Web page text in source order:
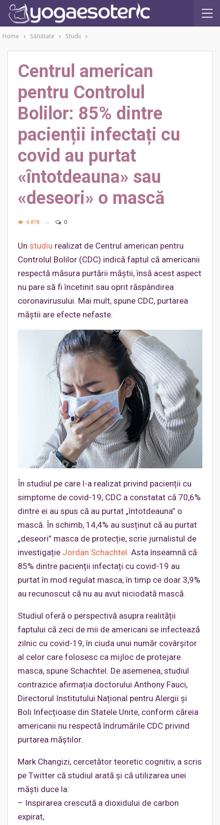
Home Sănătate Studii
Centrul american
pentru Controlul
Bolilor: 85% dintre
pacienții infectați cu
covid au purtat
«întotdeauna» sau
«deseori» o mască
4.878 0
Un studiu realizat de Centrul american pentru
Controlul Bolilor (CDC) indică faptul că americanii
respectă măsura purtării măștii, însă acest aspect
nu pare să fi încetinit sau oprit răspândirea
coronavirusului. Mai mult, spune CDC, purtarea
măștii are efecte nefaste.
În studiul pe care l-a realizat privind pacienții cu
simptome de covid-19, CDC a constatat că 70,6%
dintre ei au spus că au purtat „întotdeauna” o
mască. În schimb, 14,4% au susținut că au purtat
„deseori” masca de protecție, scrie jurnalistul de
investigație Jordan Schachtel. Asta înseamnă că
85% dintre pacienții infectați cu covid-19 au
purtat în mod regulat masca, în timp ce doar 3,9%
au recunoscut că nu au avut niciodată mască.
Studiul oferă o perspectivă asupra realității
faptului că zeci de mii de americani se infectează
zilnic cu covid-19, în ciuda unui număr covârșitor
al celor care folosesc ca mijloc de protejare
masca, spune Schachtel. De asemenea, studiul
contrazice afirmația doctorului Anthony Fauci,
Directorul Institutului Național pentru Alergii și
Boli Infecțioase din Statele Unite, conform căreia
americanii nu respectă îndrumările CDC privind
purtarea măștilor.
Mark Changizi, cercetător teoretic cognitiv, a scris
pe Twitter că studiul arată și că utilizarea unei
măști duce la:
– Inspirarea crescută a dioxidului de carbon
expirat,